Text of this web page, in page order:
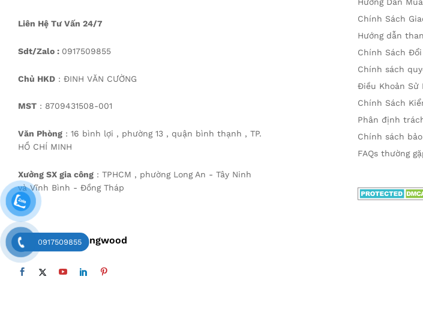
Liên Hệ Tư Vấn 24/7
Sdt/Zalo : 0917509855
Chủ HKD : ĐINH VĂN CƯỜNG
MST : 8709431508-001
Văn Phòng : 16 bình lợi , phường 13 , quận bình thạnh , TP.
HỒ CHÍ MINH
Xưởng SX gia công : TPHCM , phường Long An - Tây Ninh
và Vĩnh Bình - Đồng Tháp
Theo Dõi Mekongwood
Chính Sách
Hướng dẫn
Chính Sách Đổi
Chính sách
Điều Khoản Sử
Chính Sách
Phân định
Chính sách
FAQs thường
0917509855